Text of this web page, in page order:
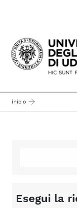
Passa al
inicio
Esegui la